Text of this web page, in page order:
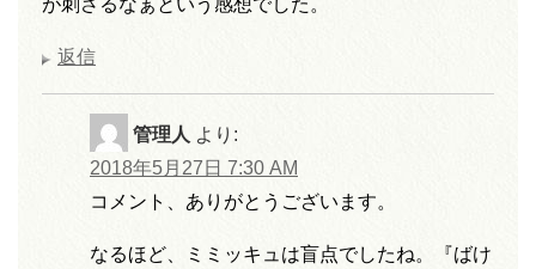
が刺さるなぁという感想でした。
返信
管理人 より:
2018年5月27日 7:30 AM
コメント、ありがとうございます。
なるほど、ミミッキュは盲点でしたね。『ばけ